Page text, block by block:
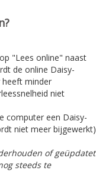
"Lees online" naast
de online Daisy-
heeft minder
niet
computer een Daisy-
niet meer bijgewerkt)
of geüpdatet
steeds te